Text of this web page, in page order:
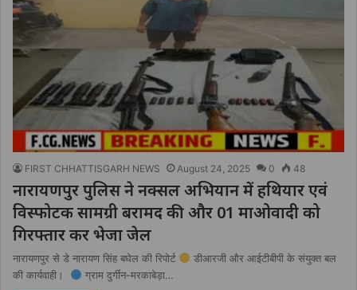
FIRST CHHATTISGARH NEWS August 24, 2025 0 48
नारायणपुर पुलिस ने नक्सल अभियान में हथियार एवं
विस्फोटक सामग्री बरामद की और 01 माओवादी को
गिरफ्तार कर भेजा जेल
नारायणपुर से डे नारायण सिंह बघेल की रिपोर्ट
डीआरजी और आईटीबीपी के संयुक्त बल
की कार्यवाही।
ग्राम दुर्गीन-मरकाबेड़ा…